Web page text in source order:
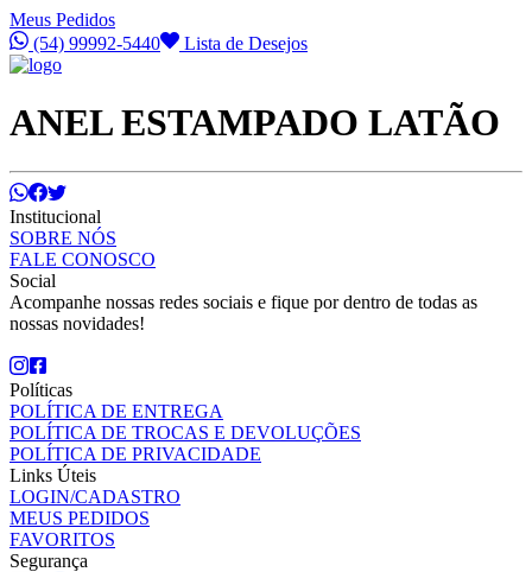
Meus Pedidos
(54) 99992-5440
Lista de Desejos
ANEL ESTAMPADO LATÃO
Institucional
SOBRE NÓS
FALE CONOSCO
Social
Acompanhe nossas redes sociais e fique por dentro de todas as
nossas novidades!
Políticas
POLÍTICA DE ENTREGA
POLÍTICA DE TROCAS E DEVOLUÇÕES
POLÍTICA DE PRIVACIDADE
Links Úteis
LOGIN/CADASTRO
MEUS PEDIDOS
FAVORITOS
Segurança